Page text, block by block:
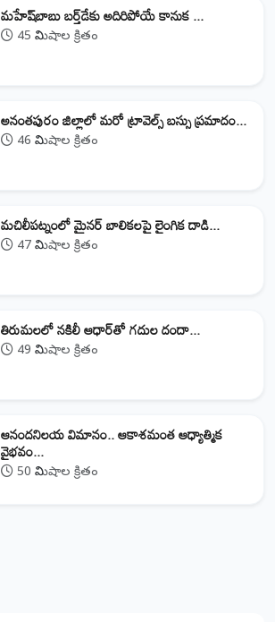
మహేష్‌బాబు బర్త్‌డేకు అదిరిపోయే కానుక ...
45 నిమిషాల క్రితం
అనంతపురం జిల్లాలో మరో ట్రావెల్స్‌ బస్సు ప్రమాదం...
46 నిమిషాల క్రితం
మచిలీపట్నంలో మైనర్ బాలికలపై లైంగిక దాడి...
47 నిమిషాల క్రితం
తిరుమలలో నకిలీ ఆధార్‌తో గదుల దందా...
49 నిమిషాల క్రితం
ఆనందనిలయ విమానం.. ఆకాశమంత ఆధ్యాత్మిక
వైభవం...
50 నిమిషాల క్రితం